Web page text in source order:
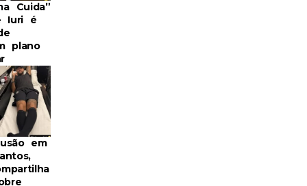
Cuida”
Iuri é
plano
em